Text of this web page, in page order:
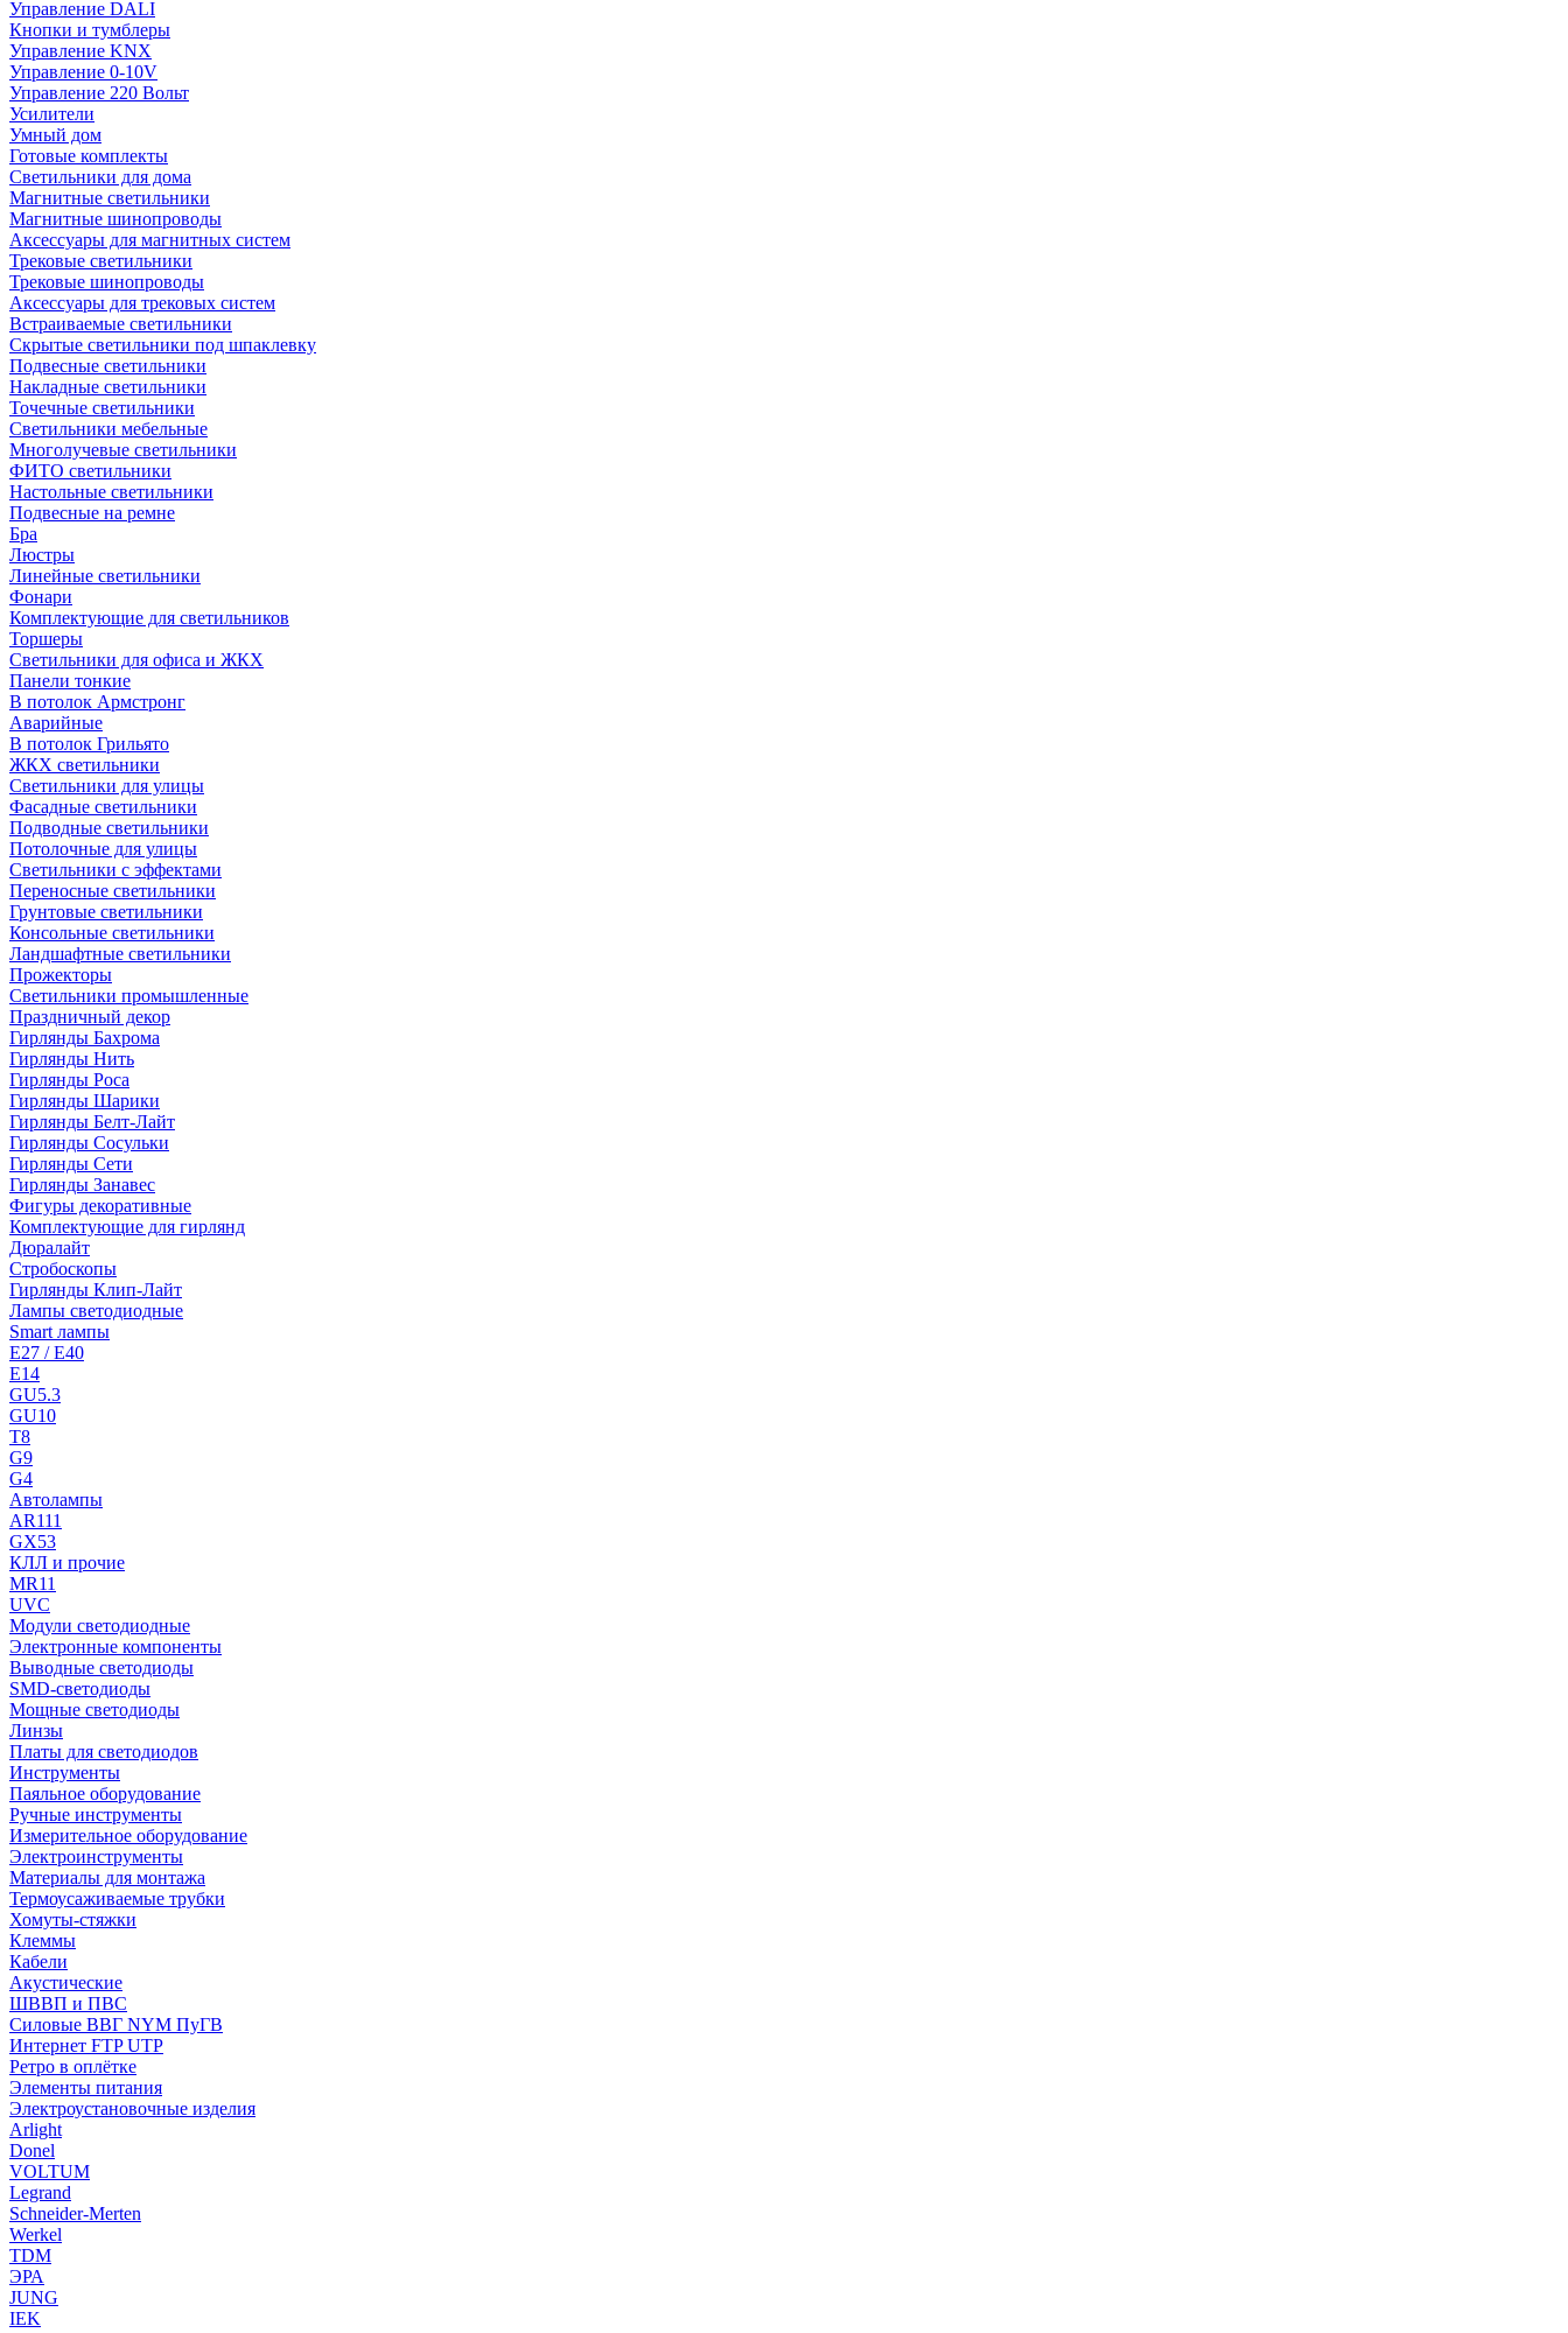
Управление DALI
Кнопки и тумблеры
Управление KNX
Управление 0-10V
Управление 220 Вольт
Усилители
Умный дом
Готовые комплекты
Светильники для дома
Магнитные светильники
Магнитные шинопроводы
Аксессуары для магнитных систем
Трековые светильники
Трековые шинопроводы
Аксессуары для трековых систем
Встраиваемые светильники
Скрытые светильники под шпаклевку
Подвесные светильники
Накладные светильники
Точечные светильники
Светильники мебельные
Многолучевые светильники
ФИТО светильники
Настольные светильники
Подвесные на ремне
Бра
Люстры
Линейные светильники
Фонари
Комплектующие для светильников
Торшеры
Светильники для офиса и ЖКХ
Панели тонкие
В потолок Армстронг
Аварийные
В потолок Грильято
ЖКХ светильники
Светильники для улицы
Фасадные светильники
Подводные светильники
Потолочные для улицы
Светильники с эффектами
Переносные светильники
Грунтовые светильники
Консольные светильники
Ландшафтные светильники
Прожекторы
Светильники промышленные
Праздничный декор
Гирлянды Бахрома
Гирлянды Нить
Гирлянды Роса
Гирлянды Шарики
Гирлянды Белт-Лайт
Гирлянды Сосульки
Гирлянды Сети
Гирлянды Занавес
Фигуры декоративные
Комплектующие для гирлянд
Дюралайт
Стробоскопы
Гирлянды Клип-Лайт
Лампы светодиодные
Smart лампы
E27 / E40
E14
GU5.3
GU10
T8
G9
G4
Автолампы
AR111
GX53
КЛЛ и прочие
MR11
UVC
Модули светодиодные
Электронные компоненты
Выводные светодиоды
SMD-светодиоды
Мощные светодиоды
Линзы
Платы для светодиодов
Инструменты
Паяльное оборудование
Ручные инструменты
Измерительное оборудование
Электроинструменты
Материалы для монтажа
Термоусаживаемые трубки
Хомуты-стяжки
Клеммы
Кабели
Акустические
ШВВП и ПВС
Силовые ВВГ NYM ПуГВ
Интернет FTP UTP
Ретро в оплётке
Элементы питания
Электроустановочные изделия
Arlight
Donel
VOLTUM
Legrand
Schneider-Merten
Werkel
TDM
ЭРА
JUNG
IEK